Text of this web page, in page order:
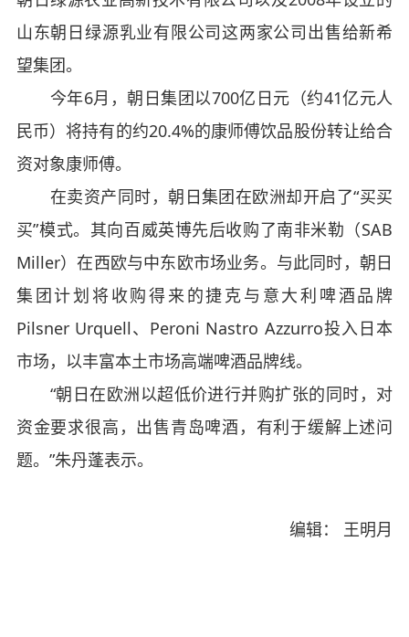
山东朝日绿源乳业有限公司这两家公司出售给新希
望集团。
今年6月，朝日集团以700亿日元（约41亿元人
民币）将持有的约20.4%的康师傅饮品股份转让给合
资对象康师傅。
在卖资产同时，朝日集团在欧洲却开启了“买买
买”模式。其向百威英博先后收购了南非米勒（SAB
Miller）在西欧与中东欧市场业务。与此同时，朝日
集团计划将收购得来的捷克与意大利啤酒品牌
Pilsner Urquell、Peroni Nastro Azzurro投入日本
市场，以丰富本土市场高端啤酒品牌线。
“朝日在欧洲以超低价进行并购扩张的同时，对
资金要求很高，出售青岛啤酒，有利于缓解上述问
题。”朱丹蓬表示。
编辑： 王明月